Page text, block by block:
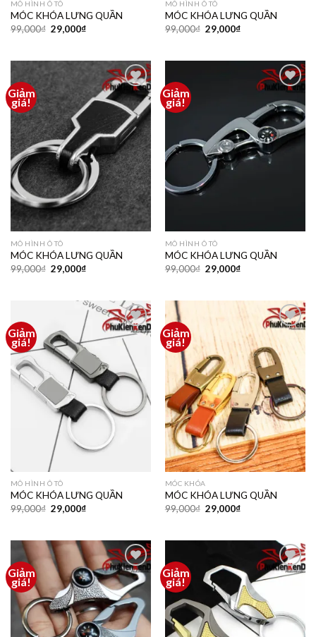
MÔ HÌNH Ô TÔ
MÓC KHÓA LƯNG QUẦN
99,000₫ 29,000₫
MÔ HÌNH Ô TÔ
MÓC KHÓA LƯNG QUẦN
99,000₫ 29,000₫
Giảm
giá!
Thêm
vào
yêu
thích
MÔ HÌNH Ô TÔ
MÓC KHÓA LƯNG QUẦN
99,000₫ 29,000₫
Giảm
giá!
vào
yêu
thích
MÔ HÌNH Ô TÔ
MÓC KHÓA LƯNG QUẦN
99,000₫ 29,000₫
Giảm
giá!
Thêm
vào
yêu
thích
MÔ HÌNH Ô TÔ
MÓC KHÓA LƯNG QUẦN
99,000₫ 29,000₫
Giảm
giá!
vào
yêu
thích
MÓC KHÓA
MÓC KHÓA LƯNG QUẦN
99,000₫ 29,000₫
Giảm
giá!
Thêm
vào
yêu
thích
Giảm
giá!
Thêm